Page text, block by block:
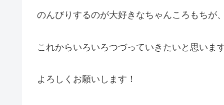
のんびりするのが大好きなちゃんころもちが
これからいろいろつづっていきたいと思いま
よろしくお願いします！